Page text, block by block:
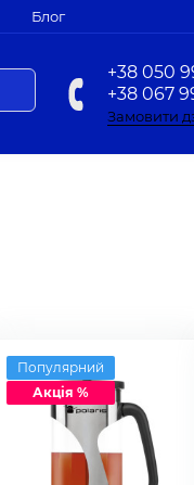
Блог
+38 050
+38 067
Замовити
Популярний
Акція %